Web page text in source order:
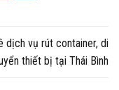
dịch vụ rút container, di
thiết bị tại Thái Bình